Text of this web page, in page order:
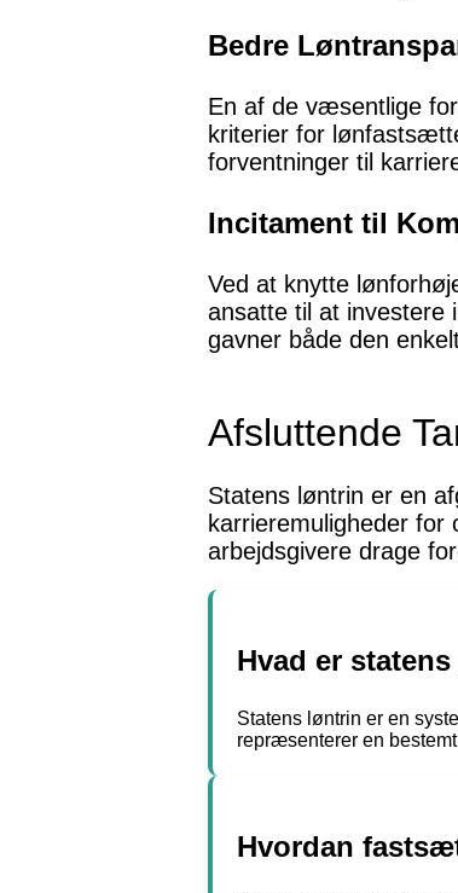
Bedre
En af de væsentlige
kriterier for
forventninger til
Incitament til
Ved at knytte
ansatte til at investere
gavner både den
Afsluttende
Statens løntrin er en
karrieremuligheder
arbejdsgivere drage
Hvad er
Statens løntrin er en
repræsenterer en
Hvordan